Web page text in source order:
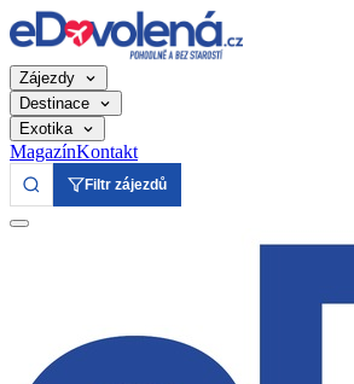
Zájezdy
Destinace
Exotika
MagazínKontakt
Filtr zájezdů